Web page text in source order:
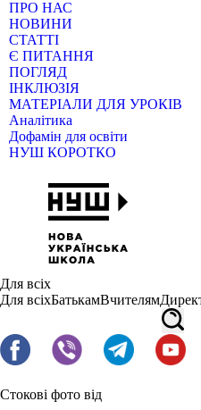
ПРО НАС
НОВИНИ
СТАТТІ
Є ПИТАННЯ
ПОГЛЯД
ІНКЛЮЗІЯ
МАТЕРІАЛИ ДЛЯ УРОКІВ
Аналітика
Дофамін для освіти
НУШ КОРОТКО
Для всіх
Для всіхБатькамВчителям
Стокові фото від